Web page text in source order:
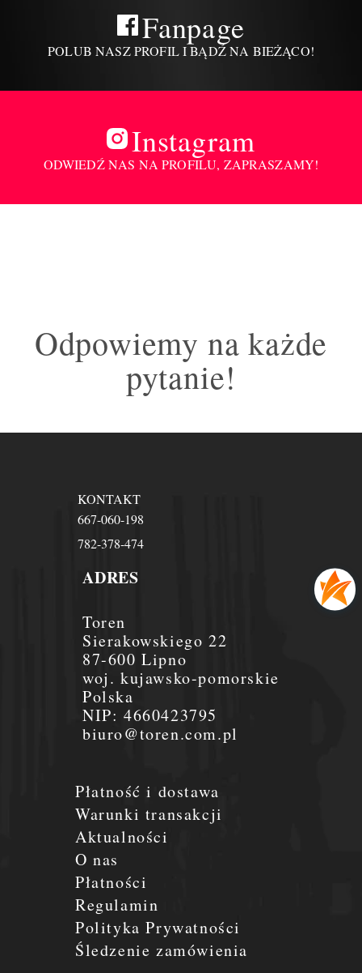
Fanpage
POLUB NASZ PROFIL I BĄDŹ NA BIEŻĄCO!
Instagram
ODWIEDŹ NAS NA PROFILU, ZAPRASZAMY!
Odpowiemy na każde
pytanie!
Płatność i dostawa
Warunki transakcji
Aktualności
O nas
Płatności
Regulamin
Polityka Prywatności
Śledzenie zamówienia
ADRES
Toren
Sierakowskiego 22
87-600 Lipno
woj. kujawsko-pomorskie
Polska
NIP:4660423795
biuro@toren.com.pl
KONTAKT
667-060-198
782-378-474